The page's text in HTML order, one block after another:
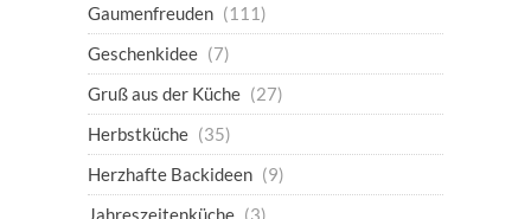
Gaumenfreuden (111)
Geschenkidee (7)
Gruß aus der Küche (27)
Herbstküche (35)
Herzhafte Backideen (9)